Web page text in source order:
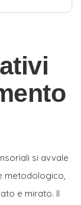
si avvale
metodologico,
e mirato. Il